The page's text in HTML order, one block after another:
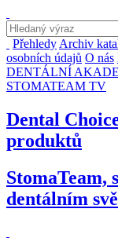
Přehledy Archiv
osobních údajů O nás
DENTÁLNÍ
STOMATEAM TV
Dental
produktů
StomaTeam,
dentálním